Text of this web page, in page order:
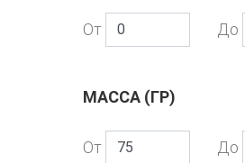
От До
МАССА (ГР)
От До